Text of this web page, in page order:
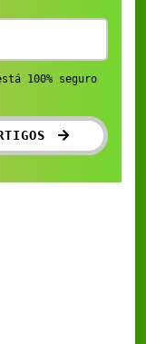
100% seguro